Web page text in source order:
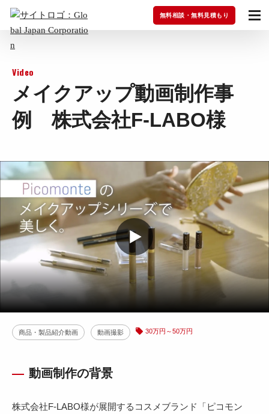
無料相談・無料見積もり
Video
メイクアップ動画制作事
例 株式会社F-LABO様
商品・製品紹介動画 動画撮影 30万円～50万円
動画制作の背景
株式会社F-LABO様が展開するコスメブランド「ピコモン